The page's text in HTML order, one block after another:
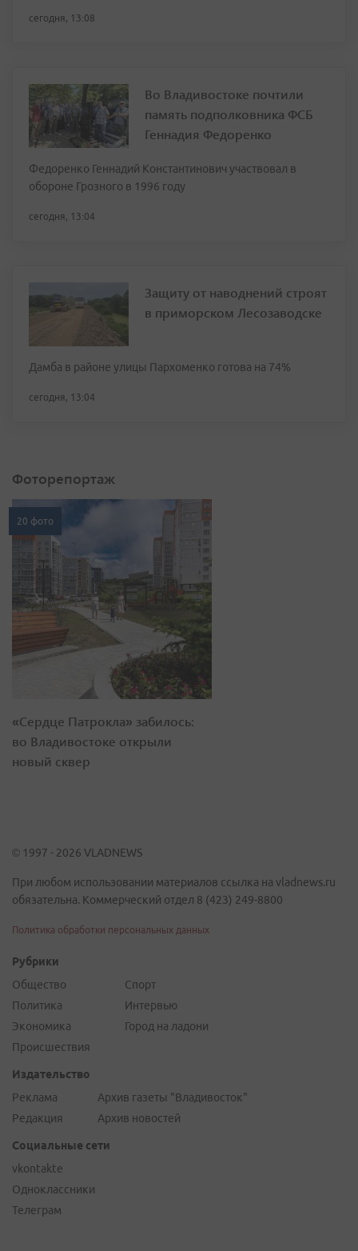
сегодня, 13:08
Во Владивостоке почтили
память подполковника ФСБ
Геннадия Федоренко
Федоренко Геннадий Константинович участвовал в
обороне Грозного в 1996 году
сегодня, 13:04
Защиту от наводнений строят
в приморском Лесозаводске
Дамба в районе улицы Пархоменко готова на 74%
сегодня, 13:04
Фоторепортаж
20 фото
«Сердце Патрокла» забилось:
во Владивостоке открыли
новый сквер
© 1997 - 2026 VLADNEWS
При любом использовании материалов ссылка на vladnews.ru
обязательна. Коммерческий отдел 8 (423) 249-8800
Политика обработки персональных данных
Рубрики
Общество
Политика
Экономика
Происшествия
Спорт
Интервью
Город на ладони
Издательство
Реклама
Редакция
Архив газеты "Владивосток"
Архив новостей
Социальные сети
vkontakte
Одноклассники
Телеграм